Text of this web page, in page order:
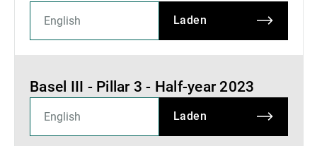
Laden
Basel III - Pillar 3 - Half-year 2023
Laden